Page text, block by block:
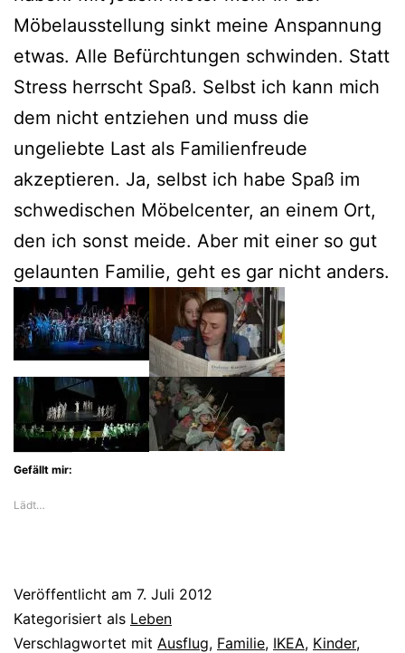
Möbelausstellung sinkt meine Anspannung
etwas. Alle Befürchtungen schwinden. Statt
Stress herrscht Spaß. Selbst ich kann mich
dem nicht entziehen und muss die
ungeliebte Last als Familienfreude
akzeptieren. Ja, selbst ich habe Spaß im
schwedischen Möbelcenter, an einem Ort,
den ich sonst meide. Aber mit einer so gut
gelaunten Familie, geht es gar nicht anders.
Gefällt mir:
Lädt…
Veröffentlicht am 7. Juli 2012
Kategorisiert als Leben
Verschlagwortet mit Ausflug, Familie, IKEA, Kinder,